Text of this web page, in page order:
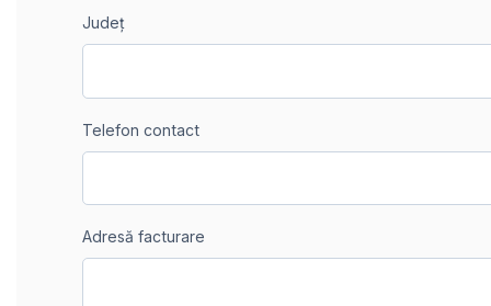
Județ
Telefon contact
Adresă facturare